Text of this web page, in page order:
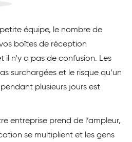
équipe, le nombre de
boîtes de réception
il n’y a pas de confusion. Les
surchargées et le risque qu’un
plusieurs jours est
entreprise prend de l’ampleur,
se multiplient et les gens